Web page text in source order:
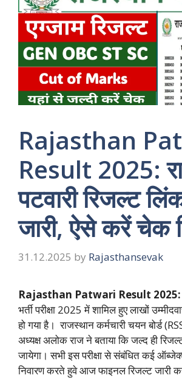
Rajasthan
Result 2025:
पटवारी रिजल्ट
जारी, ऐसे करें चेक
31.12.2025 by Rajasthansevak
Rajasthan Patwari Result 2025:
भर्ती परीक्षा 2025 में शामिल हुए लाखों
हो गया है। राजस्थान कर्मचारी चयन बोर्ड
अध्यक्ष अलोक राज ने बताया कि जल्द ही
जायेगा। सभी इस परीक्षा से संबंधित कई
निवारण करते हुवे आज फाइनल रिजल्ट जारी